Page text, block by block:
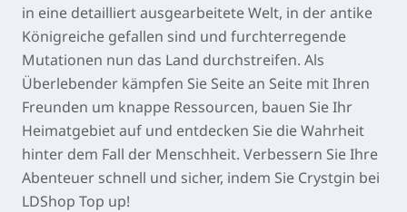
in eine detailliert ausgearbeitete Welt, in der antike
Königreiche gefallen sind und furchterregende
Mutationen nun das Land durchstreifen. Als
Überlebender kämpfen Sie Seite an Seite mit Ihren
Freunden um knappe Ressourcen, bauen Sie Ihr
Heimatgebiet auf und entdecken Sie die Wahrheit
hinter dem Fall der Menschheit. Verbessern Sie Ihre
Abenteuer schnell und sicher, indem Sie Crystgin bei
LDShop Top up!